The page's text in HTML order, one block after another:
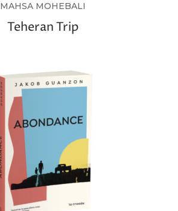
MAHSA MOHEBALI
Teheran Trip